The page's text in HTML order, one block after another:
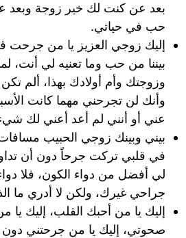
بعد عن كنت لك خير زوجة
حب في حياتي.
إليك زوجي العزيز يا من جرحت
بيننا من حب وما تعنيه لي أنت،
وزوجتك وأم أولادك بهذا، ألم
وأنك لن تجرحني مهما كانت
عني أو أنني لم أعد أعني لك
بيني وبينك زوجي الحبيب مسافات
في قلبي تركت جرحاً دون أن
لي أفضل من دواء الكون، فلا
جراحي غيرك، ولكن لا أدري ما
إليك يا من أحبك القلب، إليك يا
صحوتي، إليك يا من جرحتني